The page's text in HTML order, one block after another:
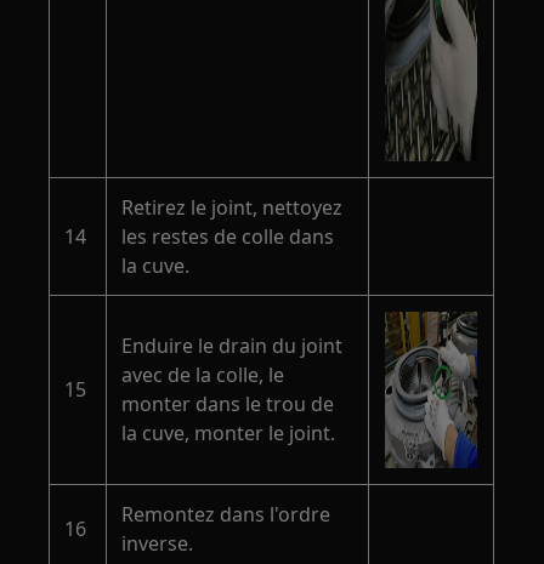
14
Retirez le joint, nettoyez
les restes de colle dans
la cuve.
15
Enduire le drain du joint
avec de la colle, le
monter dans le trou de
la cuve, monter le joint.
16
Remontez dans l'ordre
inverse.